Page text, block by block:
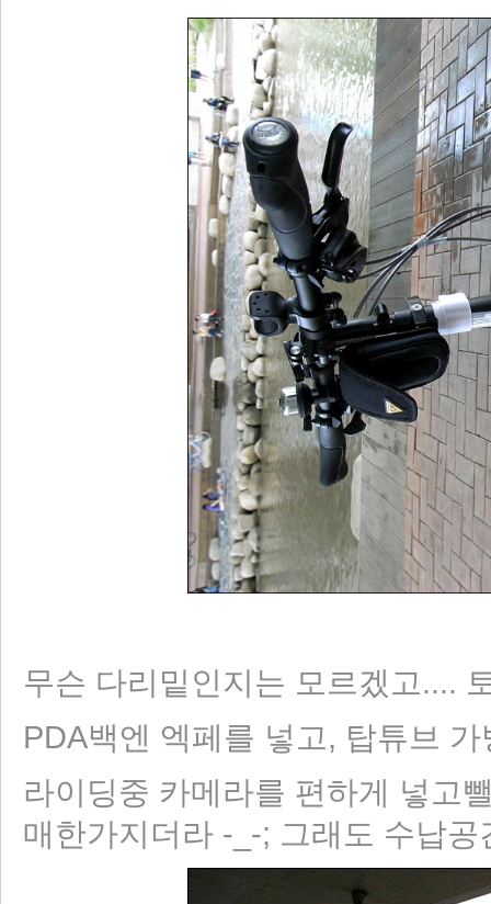
무슨 다리밑인지는 모르겠고....
PDA백엔 엑페를 넣고, 탑튜브
라이딩중 카메라를 편하게 넣고
매한가지더라 -_-; 그래도 수납